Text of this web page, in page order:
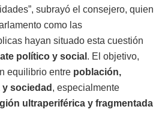
subrayó el consejero, quien
como las
hayan situado esta cuestión
político y social . El objetivo,
equilibrio entre población,
sociedad , especialmente
ultraperiférica y fragmentada